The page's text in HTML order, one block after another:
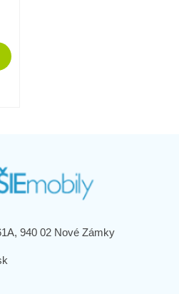
940 02 Nové Zámky